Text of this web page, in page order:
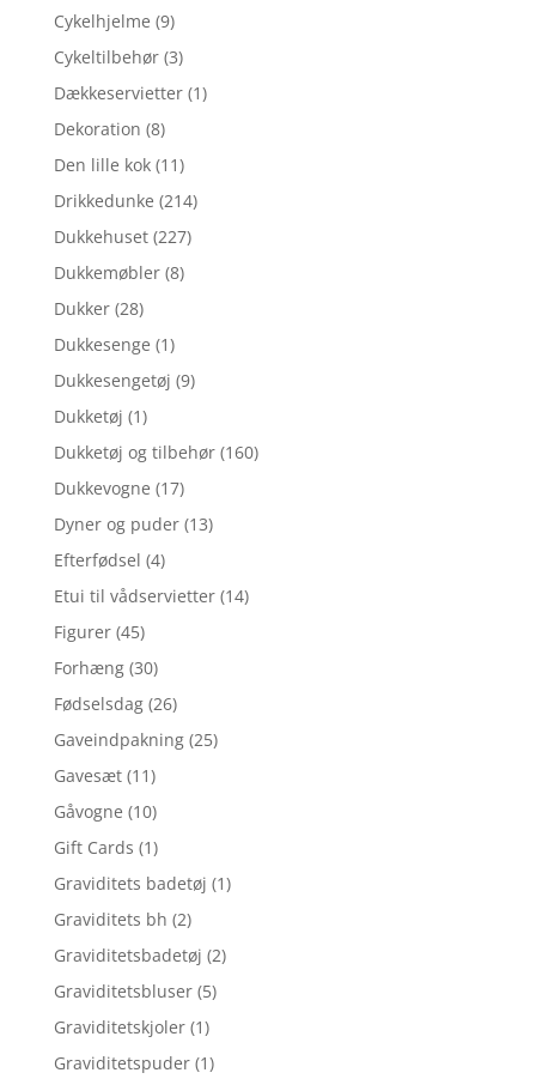
Cykelhjelme (9)
Cykeltilbehør (3)
Dækkeservietter (1)
Dekoration (8)
Den lille kok (11)
Drikkedunke (214)
Dukkehuset (227)
Dukkemøbler (8)
Dukker (28)
Dukkesenge (1)
Dukkesengetøj (9)
Dukketøj (1)
Dukketøj og tilbehør (160)
Dukkevogne (17)
Dyner og puder (13)
Efterfødsel (4)
Etui til vådservietter (14)
Figurer (45)
Forhæng (30)
Fødselsdag (26)
Gaveindpakning (25)
Gavesæt (11)
Gåvogne (10)
Gift Cards (1)
Graviditets badetøj (1)
Graviditets bh (2)
Graviditetsbadetøj (2)
Graviditetsbluser (5)
Graviditetskjoler (1)
Graviditetspuder (1)